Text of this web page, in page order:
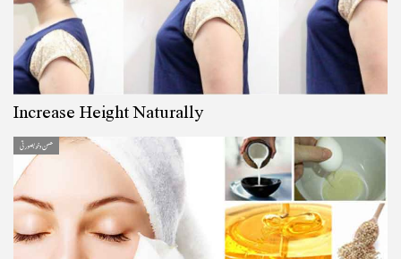
Increase Height Naturally
حسن و خوبصورتی